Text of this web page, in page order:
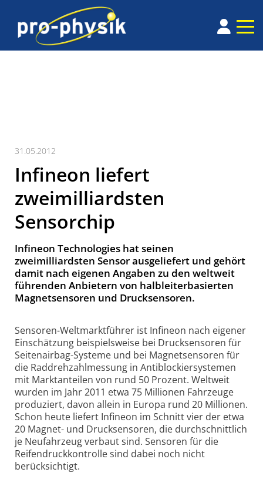
31.05.2012
Infineon liefert
zweimilliardsten
Sensorchip
Infineon Technologies hat seinen
zweimilliardsten Sensor ausgeliefert und gehört
damit nach eigenen Angaben zu den weltweit
führenden Anbietern von halbleiterbasierten
Magnetsensoren und Drucksensoren.
Sensoren-Weltmarktführer ist Infineon nach eigener
Einschätzung beispielsweise bei Drucksensoren für
Seitenairbag-Systeme und bei Magnetsensoren für
die Raddrehzahlmessung in Antiblockiersystemen
mit Marktanteilen von rund 50 Prozent. Weltweit
wurden im Jahr 2011 etwa 75 Millionen Fahrzeuge
produziert, davon allein in Europa rund 20 Millionen.
Schon heute liefert Infineon im Schnitt vier der etwa
20 Magnet- und Drucksensoren, die durchschnittlich
je Neufahrzeug verbaut sind. Sensoren für die
Reifendruckkontrolle sind dabei noch nicht
berücksichtigt.